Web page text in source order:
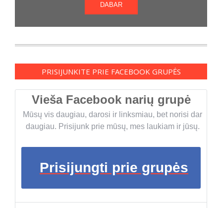
DABAR
PRISIJUNKITE PRIE FACEBOOK GRUPĖS
Vieša Facebook narių grupė
Mūsų vis daugiau, darosi ir linksmiau, bet norisi dar
daugiau. Prisijunk prie mūsų, mes laukiam ir jūsų.
Prisijungti prie grupės